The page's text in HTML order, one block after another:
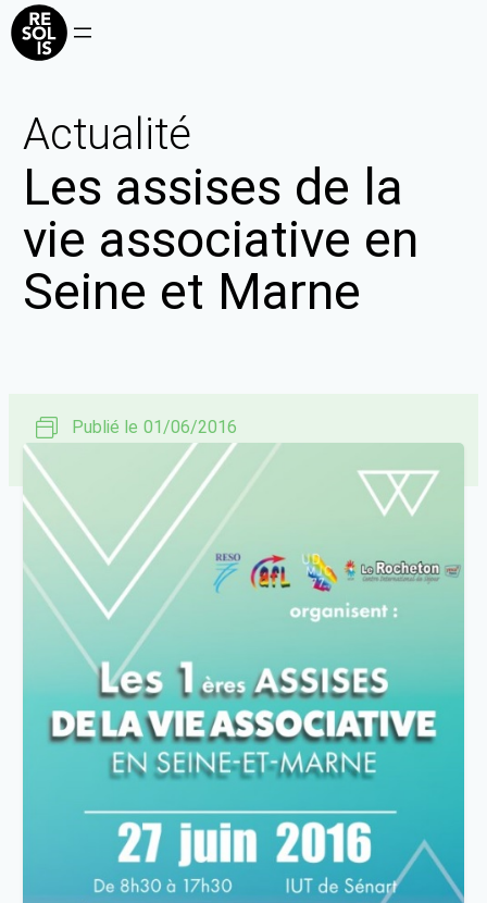
Actualité
Les assises de la
vie associative en
Seine et Marne
Publié le 01/06/2016